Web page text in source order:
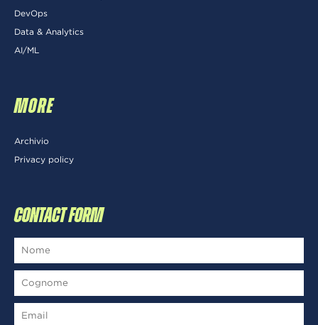
DevOps
Data & Analytics
AI/ML
MORE
Archivio
Privacy policy
CONTACT FORM